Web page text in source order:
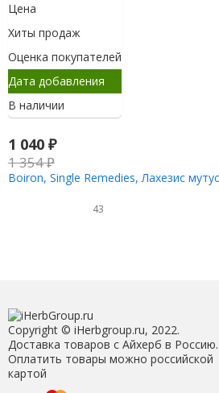
Цена
Хиты продаж
Оценка покупателей
Дата добавления
В наличии
1 040 ₽
1 354₽
Boiron, Single Remedies, Лахезис
43
Copyright © iHerbgroup.ru, 2022.
Доставка товаров с Айхерб в Россию.
Оплатить товары можно российской
картой